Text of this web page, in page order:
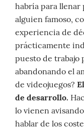
habría para llenar
alguien famoso,
experiencia de
prácticamente
puesto de trabajo
abandonando el
de videojuegos?
de desarrollo.
lo vienen
hablar de los